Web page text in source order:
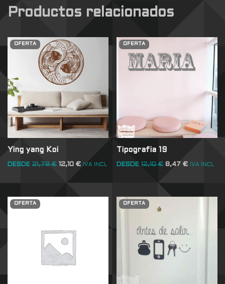
Productos relacionados
OFERTA
Ying yang Koi
DESDE 21,78€ 12,10 € IVA INCL
OFERTA
Tipografia 19
DESDE 12,10€ 8,47€ IVA INCL
OFERTA OFERTA